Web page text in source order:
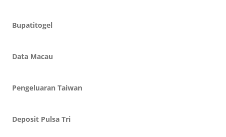
Bupatitogel
Data Macau
Pengeluaran Taiwan
Deposit Pulsa Tri